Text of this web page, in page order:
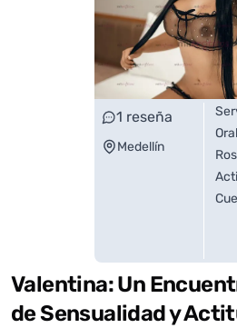
1 reseña
Medellín
Oral
Valentina: Un
de Sensualidad y